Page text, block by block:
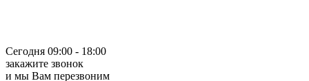
Сегодня 09:00 - 18:00
закажите звонок
и мы Вам перезвоним